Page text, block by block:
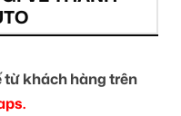
khách hàng trên